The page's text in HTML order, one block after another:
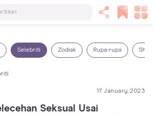
Selanjutnya
Selebriti Zodiak Rupa-rupa
17 January 2023
Seksual Usai